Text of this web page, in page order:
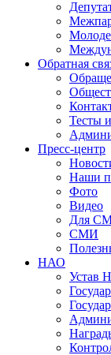
Обратная
Тесты
Пресс-центр
Наши
Фото
Видео
Для
СМИ
НАО
Устав